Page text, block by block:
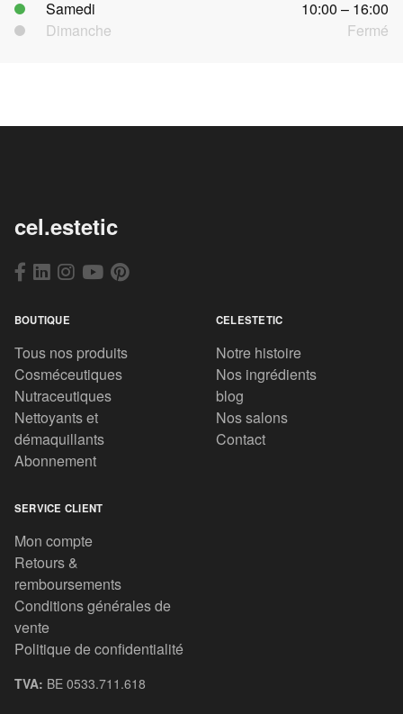
Samedi
10:00 – 16:00
Dimanche
Fermé
cel.estetic
BOUTIQUE
Tous nos produits
Cosméceutiques
Nutraceutiques
Nettoyants et
démaquillants
Abonnement
CELESTETIC
Notre histoire
Nos ingrédients
blog
Nos salons
Contact
SERVICE CLIENT
Mon compte
Retours &
remboursements
Conditions générales de
vente
Politique de confidentialité
TVA: BE 0533.711.618